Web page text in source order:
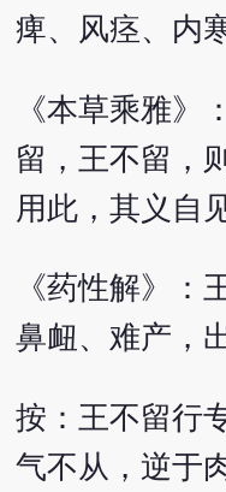
痺、风痉、内
《本草乘雅
留，王不留，
用此，其义自见
《药性解》
鼻衄、难产，
按：王不留行
气不从，逆于